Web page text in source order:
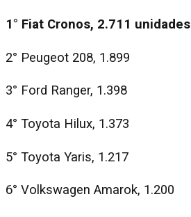
1° Fiat Cronos, 2.711 unidades
2° Peugeot 208, 1.899
3° Ford Ranger, 1.398
4° Toyota Hilux, 1.373
5° Toyota Yaris, 1.217
6° Volkswagen Amarok, 1.200